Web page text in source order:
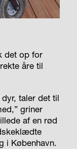
det op for
åre til
taler det til
griner
af en rød
i København.